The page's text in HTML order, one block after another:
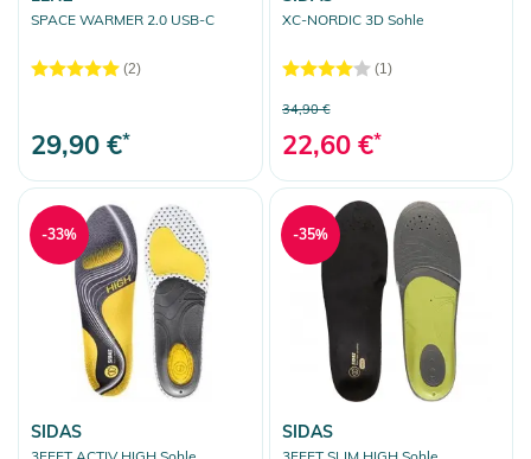
SPACE WARMER 2.0 USB-C
(2)
29,90 €*
XC-NORDIC 3D Sohle
(1)
34,90 €
22,60 €*
SIDAS
-33%
SIDAS
-35%